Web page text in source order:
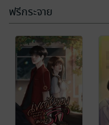
ฟรีกระจาย